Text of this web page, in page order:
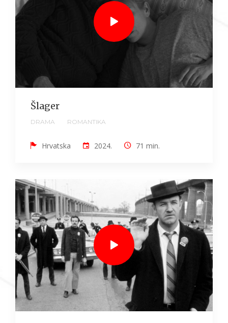
Šlager
DRAMA ROMANTIKA
Hrvatska 2024. 71 min.